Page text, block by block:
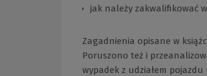
jak należy zakwalifikować
Zagadnienia opisane w
Poruszono też i
wypadek z udziałem